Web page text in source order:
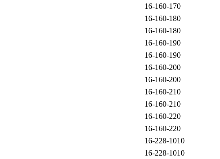
16-160-170
16-160-180
16-160-180
16-160-190
16-160-190
16-160-200
16-160-200
16-160-210
16-160-210
16-160-220
16-160-220
16-228-1010
16-228-1010